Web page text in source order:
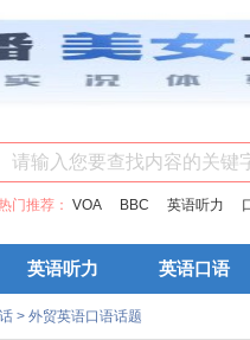
门推荐： VOA BBC 英语听力
英语听力 英语口语
> 外贸英语口语话题